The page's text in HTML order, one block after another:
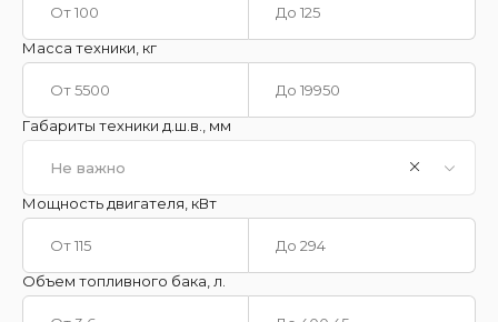
Масса техники, кг
Габариты техники д.ш.в., мм
Не важно
Мощность двигателя, кВт
Объем топливного бака, л.